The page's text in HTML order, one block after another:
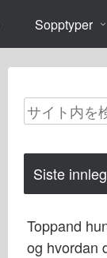
Sopptyper
Siste
Toppand
og hvordan